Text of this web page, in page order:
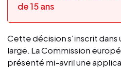
de 15 ans
Cette décision s’inscrit
large. La Commission
présenté mi-avril une